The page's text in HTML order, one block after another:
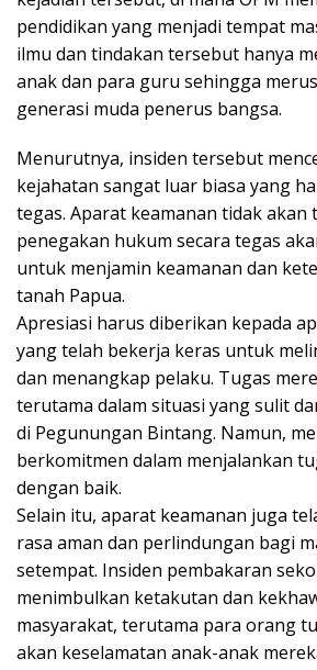
pendidikan yang menjadi tempat
ilmu dan tindakan tersebut hanya
anak dan para guru sehingga
generasi muda penerus bangsa.
Menurutnya, insiden tersebut
kejahatan sangat luar biasa yang
tegas. Aparat keamanan tidak akan
penegakan hukum secara tegas
untuk menjamin keamanan dan
tanah Papua.
Apresiasi harus diberikan kepada
yang telah bekerja keras untuk
dan menangkap pelaku. Tugas
terutama dalam situasi yang sulit
di Pegunungan Bintang. Namun,
berkomitmen dalam menjalankan
dengan baik.
Selain itu, aparat keamanan juga
rasa aman dan perlindungan bagi
setempat. Insiden pembakaran
menimbulkan ketakutan dan
masyarakat, terutama para orang
akan keselamatan anak-anak